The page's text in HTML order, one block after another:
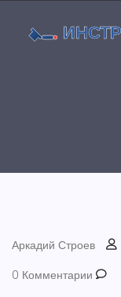
Аркадий Строев
0 Комментарии